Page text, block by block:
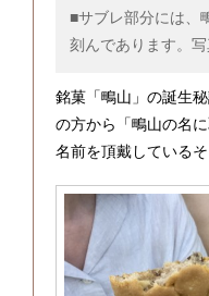
■サブレ部分には、
刻んであります。
銘菓「鴫山」の誕生
の方から「鴫山の名
名前を頂戴しているそ